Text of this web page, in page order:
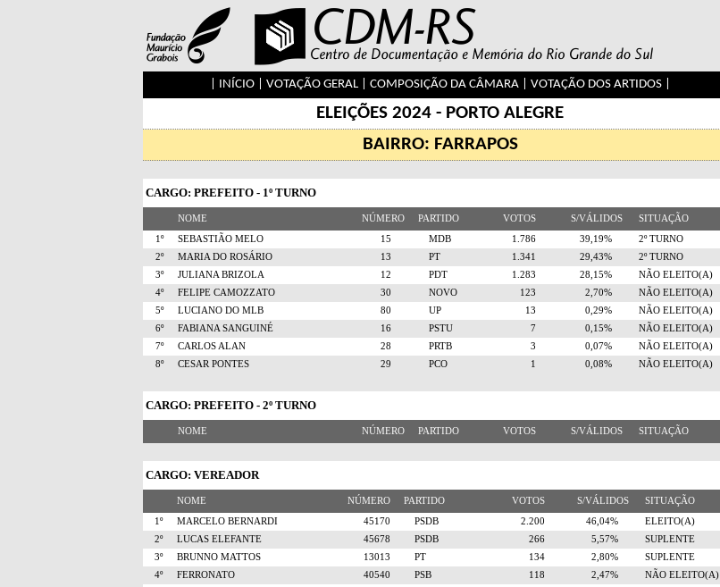
INÍCIO| VOTAÇÃO GERAL| COMPOSIÇÃO DA CÂMARA| VOTAÇÃO DOS ARTIDOS|
ELEIÇÕES 2024 - PORTO ALEGRE
BAIRRO: FARRAPOS
CARGO: PREFEITO - 1º TURNO
NOME NÚMERO PARTIDO VOTOS S/VÁLIDOS SITUAÇÃO
1º SEBASTIÃO MELO 15 MDB 1.786 39,19%
2º TURNO
2º
MARIA DO ROSÁRIO 13 PT 1.341 29,43%
2º TURNO
3º
JULIANA BRIZOLA 12 PDT 1.283 28,15%
NÃO ELEITO(A)
4º
FELIPE CAMOZZATO 30 NOVO 123 2,70%
NÃO ELEITO(A)
5º
LUCIANO DO MLB 80 UP 13 0,29%
NÃO ELEITO(A)
6º
FABIANA SANGUINÉ 16 PSTU 7 0,15%
NÃO ELEITO(A)
7º
CARLOS ALAN 28 PRTB 3 0,07%
NÃO ELEITO(A)
8º
CESAR PONTES 29 PCO 1 0,08% NÃO ELEITO(A)
CARGO: PREFEITO - 2º TURNO
NOME NÚMERO PARTIDO VOTOS S/VÁLIDOS SITUAÇÃO
CARGO: VEREADOR
NOME NÚMERO PARTIDO VOTOS S/VÁLIDOS SITUAÇÃO
1º MARCELO BERNARDI 45170 PSDB 2.200 46,04%
ELEITO(A)
2º
LUCAS ELEFANTE 45678 PSDB 266 5,57%
SUPLENTE
3º
BRUNNO MATTOS 13013 PT 134 2,80%
SUPLENTE
4º
FERRONATO 40540 PSB 118 2,47%
NÃO ELEITO(A)